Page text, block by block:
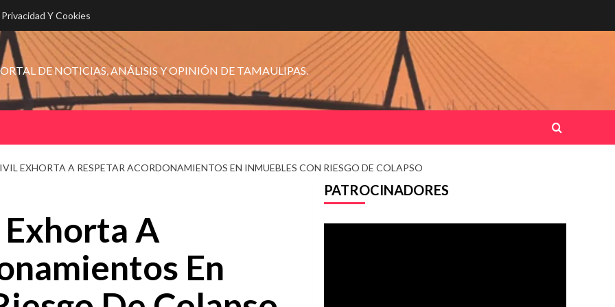
Y Cookies
DE NOTICIAS, ANÁLISIS Y OPINIÓN DE TAMAULIPAS.
EXHORTA A RESPETAR ACORDONAMIENTOS EN INMUEBLES CON RIESGO DE COLAPSO
A
En
PATROCINADORES